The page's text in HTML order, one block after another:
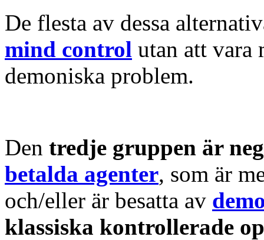
De flesta av dessa
mind control utan att vara
demoniska problem.
Den tredje gruppen är
betalda agenter, som är
och/eller är besatta av
klassiska kontrollerade